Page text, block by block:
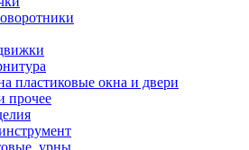
пластиковые окна и двери
прочее
урны